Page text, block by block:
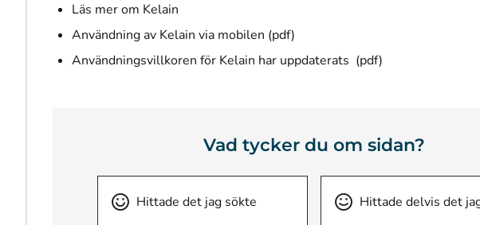
Läs mer om Kelain
Användning av Kelain via mobilen (öppnas i ett nytt fönster)
(pdf)
Användningsvillkoren för Kelain har uppdaterats (öppnas i ett nytt
(pdf)
Vad tycker du om sidan?
Hittade det jag sökte Hittade delvis det